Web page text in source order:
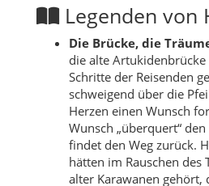
Legenden von
Die Brücke, die
die alte
Schritte der Reisenden
schweigend über die
Herzen einen Wunsch
Wunsch „überquert“
findet den Weg zurück.
hätten im Rauschen des
alter Karawanen gehört,